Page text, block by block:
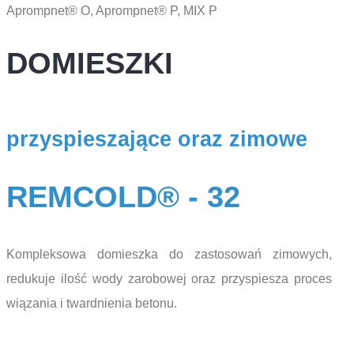
Aprompnet® O, Aprompnet® P, MIX P
DOMIESZKI
przyspieszające oraz zimowe
REMCOLD® - 32
Kompleksowa domieszka do zastosowań zimowych,
redukuje ilość wody zarobowej oraz przyspiesza proces
wiązania i twardnienia betonu.